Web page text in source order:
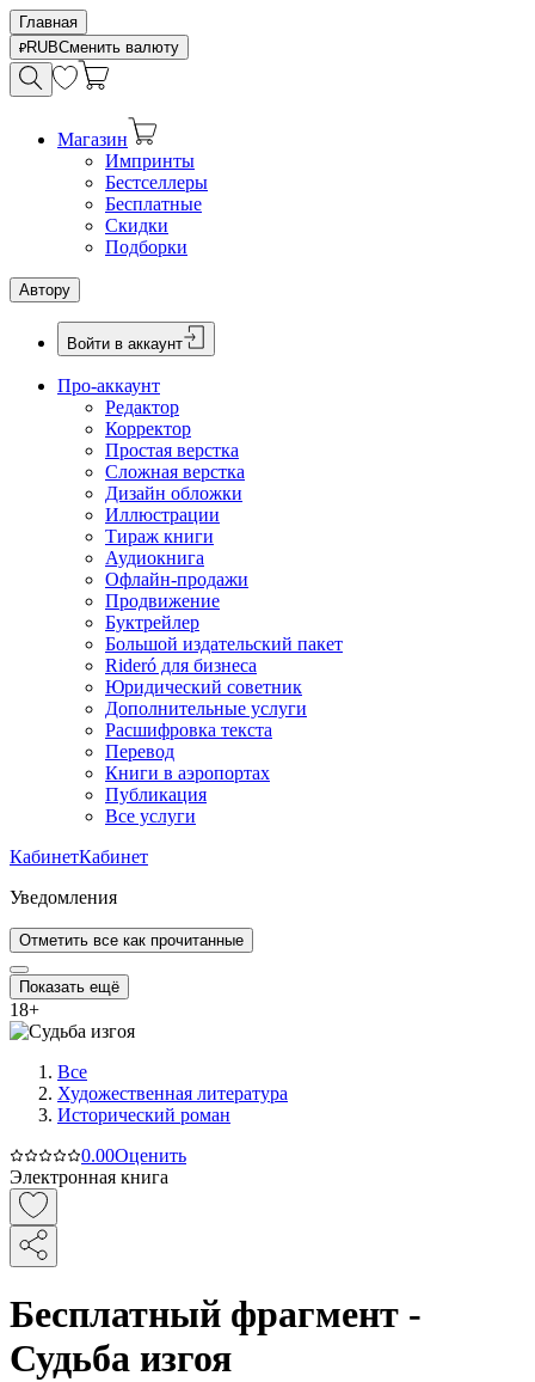
Главная
RUBСменить валюту
Магазин
Импринты
Бестселлеры
Бесплатные
Скидки
Подборки
Автору
Войти в аккаунт
Про-аккаунт
Редактор
Корректор
Простая верстка
Сложная верстка
Дизайн обложки
Иллюстрации
Тираж книги
Аудиокнига
Офлайн-продажи
Продвижение
Буктрейлер
Большой издательский пакет
Rideró для бизнеса
Юридический советник
Дополнительные услуги
Расшифровка текста
Перевод
Книги в аэропортах
Публикация
Все услуги
КабинетКабинет
Уведомления
Отметить все как прочитанные
Показать ещё
18+
Все
Художественная литература
Исторический роман
0.00Оценить
Электронная книга
Бесплатный фрагмент -
Судьба изгоя